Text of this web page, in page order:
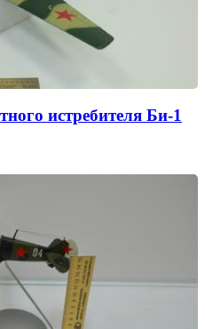
истребителя Би-1